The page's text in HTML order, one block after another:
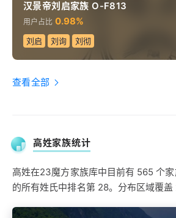
汉景帝刘启家族 O-F813
用户占比 0.98%
刘启 刘询 刘彻
查看全部
高姓家族统计
高姓在23魔方家族库中目前有 565 个
的所有姓氏中排名第 28。分布区域覆盖